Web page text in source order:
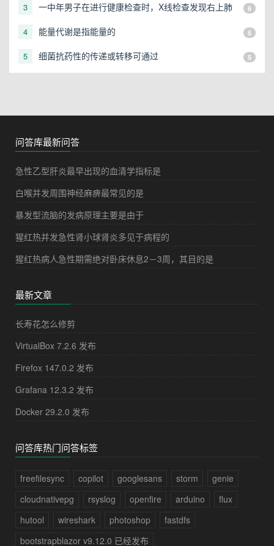
3
一中年男子在进行健康检查时，X线检查发现右上肺
6
4 能量代谢是指能量的 5
5 细菌抗药性的传递或转移可通过 5
问答库最新问答
急性乙型肝炎最早出现的血清学指标是
白喉并发周围神经麻痹最常见的是
暴发型流脑的发病原理主要是由于
猩红热并发急性肾小球肾炎多见于病程的
猩红热病人急性期需绝对卧床休息2－3周，其目的是
最新文章
长寿花怎么修剪
VirtualBox 7.2.6 发布
Firefox 147.0.2 发布
Grafana 12.3.2 发布
Docker 29.2.0 发布
问答库热门问答标签
freefilesync copilot googlesans storm
genie
cloudnativepg
rsyslog openfire arduino
flux
hutool
wireshark photoshop
fastdfs
bootstrapblazor v9.12.0 已经发布